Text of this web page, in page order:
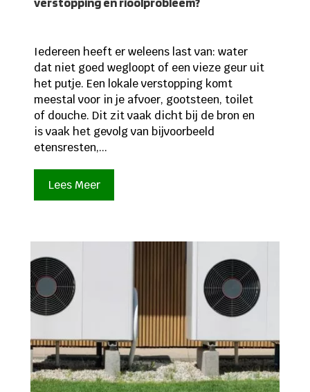
Iedereen heeft er weleens last van: water
dat niet goed wegloopt of een vieze geur uit
het putje. Een lokale verstopping komt
meestal voor in je afvoer, gootsteen, toilet
of douche. Dit zit vaak dicht bij de bron en
is vaak het gevolg van bijvoorbeeld
etensresten,...
Lees Meer